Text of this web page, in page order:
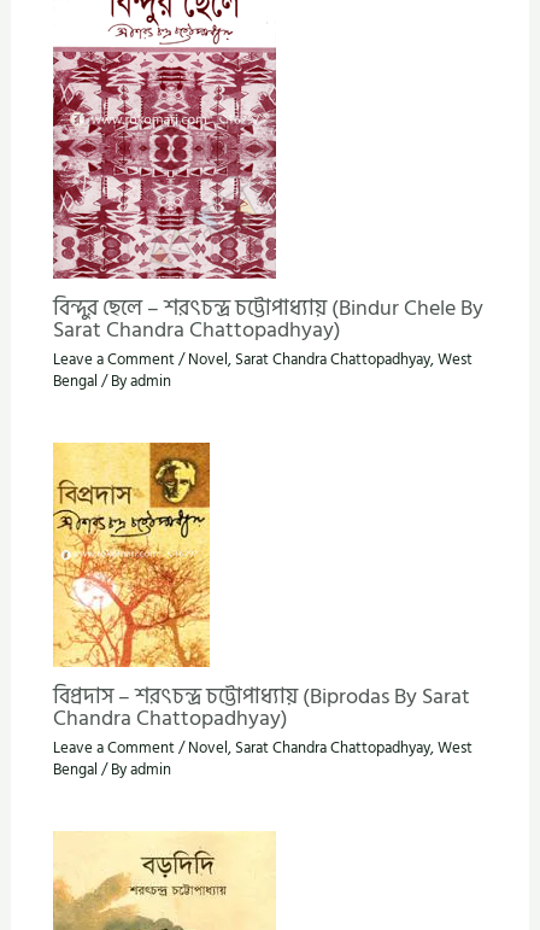
বিন্দুর ছেলে – শরৎচন্দ্র চট্টোপাধ্যায় (Bindur Chele By
Sarat Chandra Chattopadhyay)
Leave a Comment/Novel, Sarat Chandra Chattopadhyay,West
Bengal / Byadmin
বিপ্রদাস – শরৎচন্দ্র চট্টোপাধ্যায় (Biprodas By Sarat
Chandra Chattopadhyay)
Leave a Comment/Novel, Sarat Chandra Chattopadhyay,West
Bengal / Byadmin